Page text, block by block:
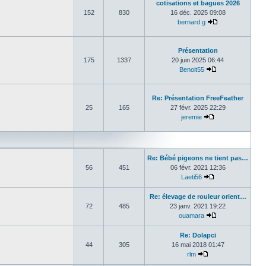
152 830
cotisations et bagues 2026
16 déc. 2025 09:08
bernard g
175 1337
Présentation
20 juin 2025 06:44
Benoit55
25 165
Re: Présentation FreeFeather
27 févr. 2025 22:29
jeremie
56 451
Re: Bébé pigeons ne tient pas…
06 févr. 2021 12:36
Laeti56
72 485
Re: élevage de rouleur orient…
23 janv. 2021 19:22
ouamara
44 305
Re: Dolapci
16 mai 2018 01:47
rlm